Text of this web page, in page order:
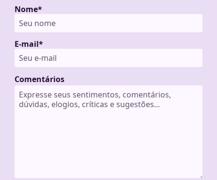
Comentários
Nome*
E-mail*